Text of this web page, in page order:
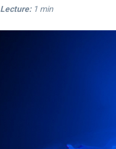
Lecture: 1 min